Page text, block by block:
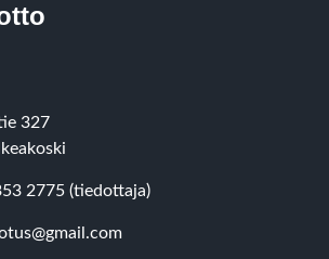
327
2775 (tiedottaja)